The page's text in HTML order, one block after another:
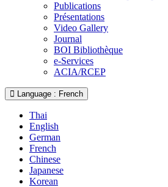
Publications
Présentations
Video Gallery
Journal
BOI Bibliothèque
e-Services
ACIA/RCEP
Language : French
Thai
English
German
French
Chinese
Japanese
Korean